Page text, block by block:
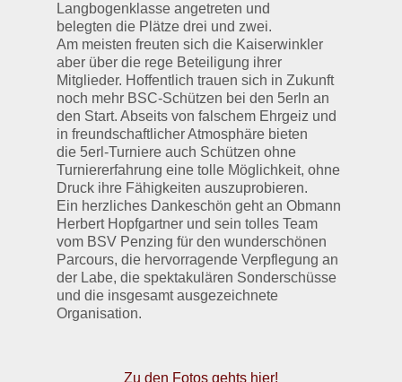
Langbogenklasse angetreten und
belegten die Plätze drei und zwei.
Am meisten freuten sich die Kaiserwinkler
aber über die rege Beteiligung ihrer
Mitglieder. Hoffentlich trauen sich in Zukunft
noch mehr BSC-Schützen bei den 5erln an
den Start. Abseits von falschem Ehrgeiz und
in freundschaftlicher Atmosphäre bieten
die 5erl-Turniere auch Schützen ohne
Turniererfahrung eine tolle Möglichkeit, ohne
Druck ihre Fähigkeiten auszuprobieren.
Ein herzliches Dankeschön geht an Obmann
Herbert Hopfgartner und sein tolles Team
vom BSV Penzing für den wunderschönen
Parcours, die hervorragende Verpflegung an
der Labe, die spektakulären Sonderschüsse
und die insgesamt ausgezeichnete
Organisation.
Zu den Fotos gehts hier!